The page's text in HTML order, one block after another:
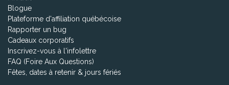
Blogue
Plateforme d'affiliation québécoise
Rapporter un bug
Cadeaux corporatifs
Inscrivez-vous à l'infolettre
FAQ (Foire Aux Questions)
Fêtes, dates à retenir & jours fériés